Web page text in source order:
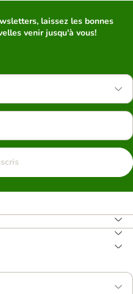
laissez les bonnes
venir jusqu'à vous!